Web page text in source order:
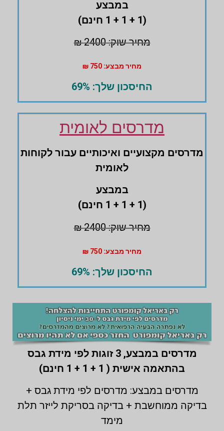
במבצע
(1 + 1 + 1 חינם)
מחיר שוק: 2400 ₪
מחיר מבצע: 750 ₪
החיסכון שלך: 69%
מדרסים לאומית
מדרסים ‏מקצועיים ואיכותיים עבור לקוחות
לאומית
במבצע
(1 + 1 + 1 חינם)
מחיר שוק: 2400 ₪
מחיר מבצע: 750 ₪
החיסכון שלך: 69%
מדרסים במבצע,
3 זוגות לפי מידת גבס
בהתאמה אישית ( 1 + 1 + 1 חינם)
מדרסים במבצע: מדרסים לפי מידת גבס +
בדיקה ממוחשבת + בדיקה בסריקת לייזר תלת
מימד